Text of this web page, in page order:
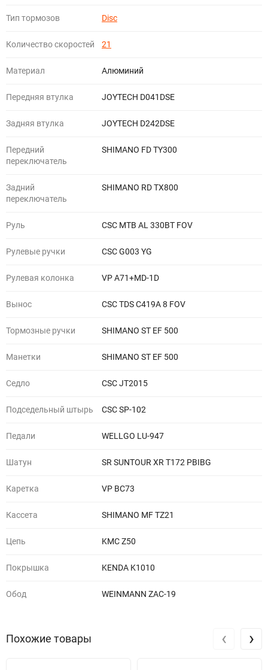
Тип тормозов Disc
Количество скоростей 21
Материал Алюминий
Передняя втулка JOYTECH D041DSE
Задняя втулка JOYTECH D242DSE
Передний
переключатель
SHIMANO FD TY300
Задний
переключатель
SHIMANO RD TX800
Руль CSC MTB AL 330BT FOV
Рулевые ручки CSC G003 YG
Рулевая колонка VP A71+MD-1D
Вынос CSC TDS C419A 8 FOV
Тормозные ручки SHIMANO ST EF 500
Манетки SHIMANO ST EF 500
Седло CSC JT2015
Подседельный штырь CSC SP-102
Педали WELLGO LU-947
Шатун SR SUNTOUR XR T172 PBIBG
Каретка VP BC73
Кассета SHIMANO MF TZ21
Цепь KMC Z50
Покрышка KENDA K1010
Обод WEINMANN ZAC-19
Похожие товары ‹ ›